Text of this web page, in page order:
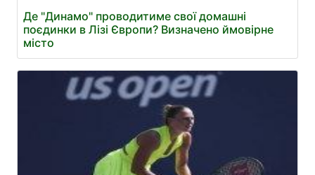
Де "Динамо" проводитиме свої домашні
поєдинки в Лізі Європи? Визначено ймовірне
місто